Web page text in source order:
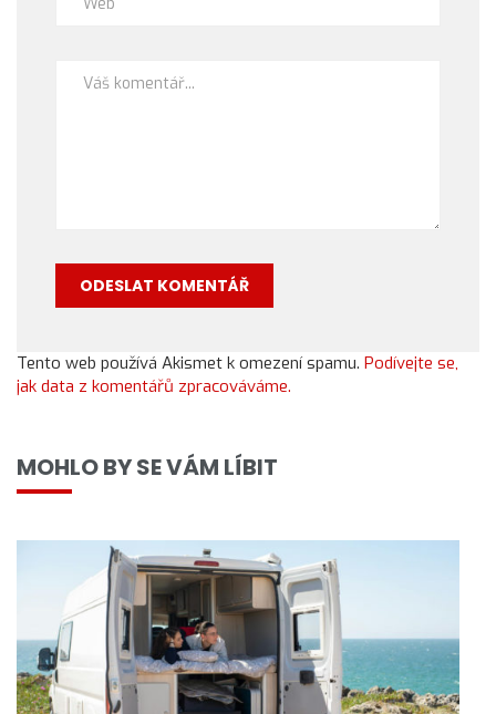
Tento web používá Akismet k omezení spamu. Podívejte se,
jak data z komentářů zpracováváme.
MOHLO BY SE VÁM LÍBIT